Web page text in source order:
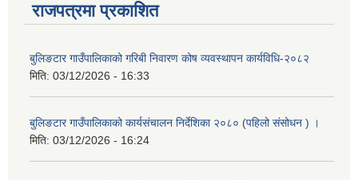
राजपत्रमा प्रकाशित
बुलिङटार गाउँपालिकाको गरिबी निवारण कोष व्यवस्थापन कार्यविधि-२०८२
मिति: 03/12/2026 - 16:33
बुलिङटार गाउँपालिकाको कार्यसंचालन निर्देशिका २०८० (पहिलो संसोधन ) ।
मिति: 03/12/2026 - 16:24